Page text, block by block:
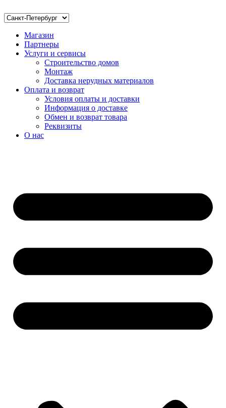
Магазин
Партнеры
Услуги и сервисы
Строительство домов
Монтаж
Доставка нерудных материалов
Оплата и возврат
Условия оплаты и доставки
Информация о доставке
Обмен и возврат товара
Реквизиты
О нас